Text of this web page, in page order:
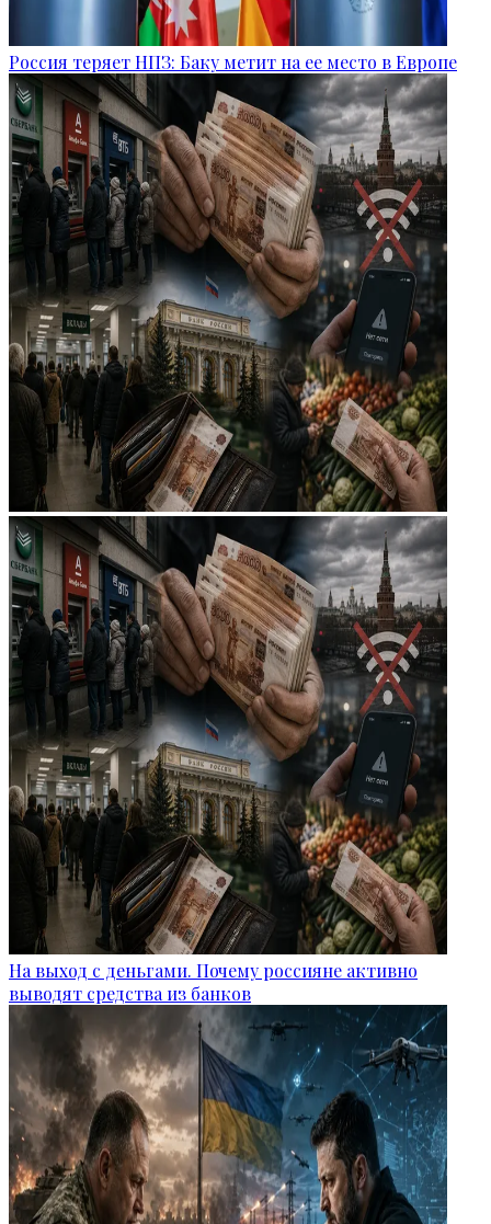
Россия теряет НПЗ: Баку метит на ее место в Европе
На выход с деньгами. Почему россияне активно
выводят средства из банков